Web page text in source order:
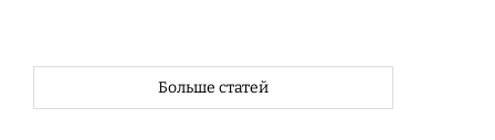
Больше статей